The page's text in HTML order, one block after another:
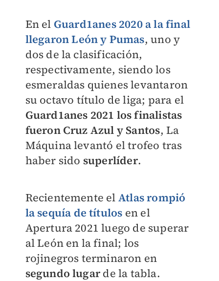
En el Guard1anes 2020 a la final
llegaron León y Pumas, uno y
dos de la clasificación,
respectivamente, siendo los
esmeraldas quienes levantaron
su octavo título de liga; para el
Guard1anes 2021 los finalistas
fueron Cruz Azul y Santos, La
Máquina levantó el trofeo tras
haber sido superlíder.
Recientemente el Atlas rompió
la sequía de títulos en el
Apertura 2021 luego de superar
al León en la final; los
rojinegros terminaron en
segundo lugarde la tabla.